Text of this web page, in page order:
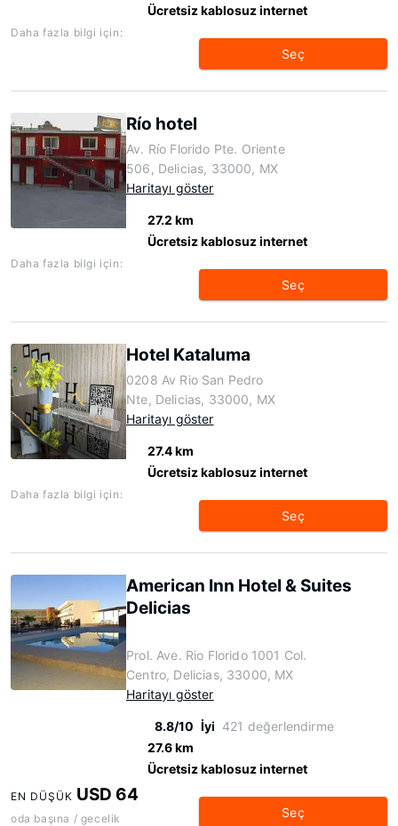
Ücretsiz kablosuz internet
Daha fazla bilgi için:
Seç
Río hotel
Av. Río Florido Pte. Oriente
506, Delicias, 33000, MX
Haritayı göster
27.2 km
Ücretsiz kablosuz internet
Daha fazla bilgi için:
Seç
Hotel Kataluma
0208 Av Rio San Pedro
Nte, Delicias, 33000, MX
Haritayı göster
27.4 km
Ücretsiz kablosuz internet
Daha fazla bilgi için:
Seç
American Inn Hotel & Suites
Delicias
Prol. Ave. Rio Florido 1001 Col.
Centro, Delicias, 33000, MX
Haritayı göster
8.8/10 İyi 421 değerlendirme
27.6 km
Ücretsiz kablosuz internet
EN DÜŞÜK USD 64
oda başına / gecelik Seç